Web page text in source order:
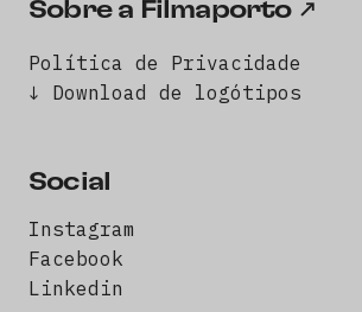
Sobre a Filmaporto
Política de Privacidade
↓ Download de logótipos
Social
Instagram
Facebook
Linkedin